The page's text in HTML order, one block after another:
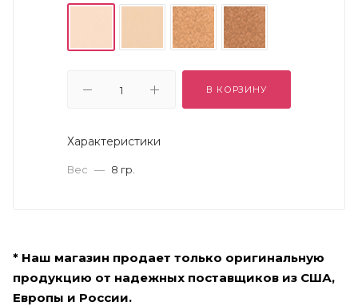
В КОРЗИНУ
Характеристики
Вес — 8 гр.
* Наш магазин продает только оригинальную
продукцию от надежных поставщиков из США,
Европы и России.